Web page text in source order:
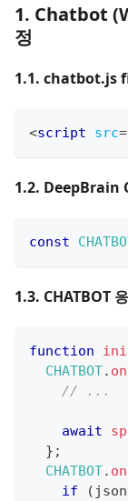
1. Chatbot
정
1.1. chatbot.js
<script src=
1.2. DeepBrain
const
1.3. CHATBOT
function
CHATBOT.
// ...
await
} ;
CHATBOT.
if
( json